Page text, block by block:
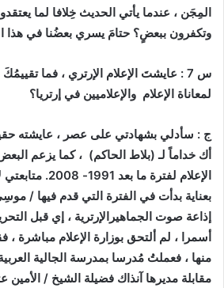
المِجَن ، عندما يأتي الحديث خِلافا لما
وتكفرون ببعضٍ؟ حتامَ يسري بعضُنا في هذا
س 7 : عايشتَ الإعلام الإرتري ، فما
لمعاناة الإعلام والإعلاميين في إرتريا؟
ج : سأدلي بشهادتي على عصر ، عايشته
أك خداماً لـ (بلاط الحاكم) ، كما يزعم
الإعلام لفترة ما
بعناية بدأت في الفترة التي قدم فيها /
إذاعة صوت الجماهيرالإرترية ، إي قبل
أسمرا ، لم ألتحق بوزارة الإعلام مباشرة ،
منها ، فعملتُ مُدرسا بمدرسة الجالية
مقابلة مديرها آنذاك فضيلة الشيخ / الأمين